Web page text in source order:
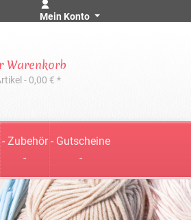
Mein Konto
Warenkorb
- 0,00 € *
- Zubehör
-
- Gutscheine
-